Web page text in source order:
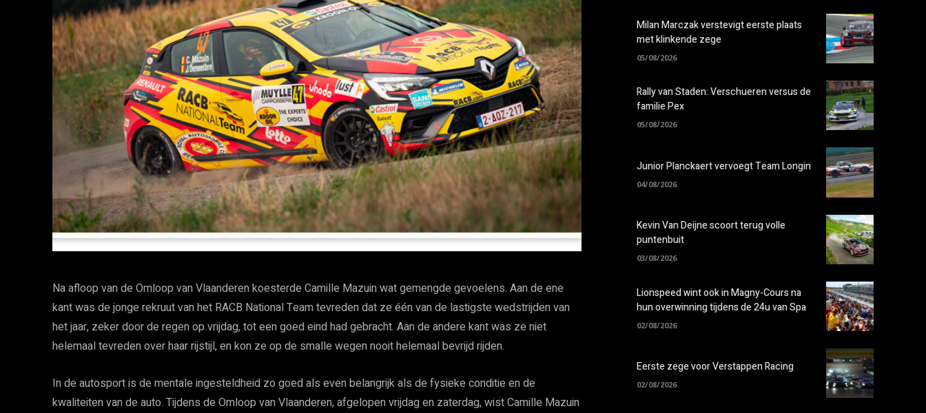
Na afloop van de Omloop van Vlaanderen koesterde Camille Mazuin wat gemengde gevoelens. Aan de ene
kant was de jonge rekruut van het RACB National Team tevreden dat ze één van de lastigste wedstrijden van
het jaar, zeker door de regen op vrijdag, tot een goed eind had gebracht. Aan de andere kant was ze niet
helemaal tevreden over haar rijstijl, en kon ze op de smalle wegen nooit helemaal bevrijd rijden.
In de autosport is de mentale ingesteldheid zo goed als even belangrijk als de fysieke conditie en de
kwaliteiten van de auto. Tijdens de Omloop van Vlaanderen, afgelopen vrijdag en zaterdag, wist Camille Mazuin
Milan Marczak verstevigt eerste plaats
met klinkende zege
05/08/2026
Rally van Staden: Verschueren versus de
familie Pex
05/08/2026
Junior Planckaert vervoegt Team Longin
04/08/2026
Kevin Van Deijne scoort terug volle
puntenbuit
03/08/2026
Lionspeed wint ook in Magny-Cours na
hun overwinning tijdens de 24u van Spa
02/08/2026
Eerste zege voor Verstappen Racing
02/08/2026